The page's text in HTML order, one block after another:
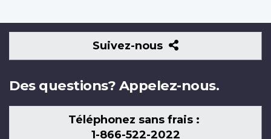
Suivez-nous
Suivez-
nous
Des questions? Appelez-nous.
Téléphonez sans frais :
1-866-522-2022